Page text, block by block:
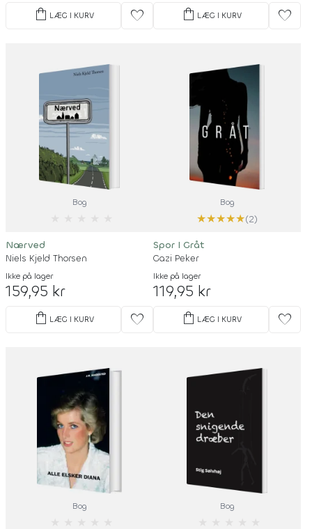
shopping_bag LÆG I KURV favorite shopping_bag LÆG I KURV favorite
Bog
Nærved
Niels Kjeld Thorsen
Ikke på lager
159,95 kr
shopping_bag LÆG I KURV favorite
Bog
★★★★★(2)
Spor I Gråt
Gazi Peker
Ikke på lager
119,95 kr
shopping_bag LÆG I KURV favorite
Bog Bog